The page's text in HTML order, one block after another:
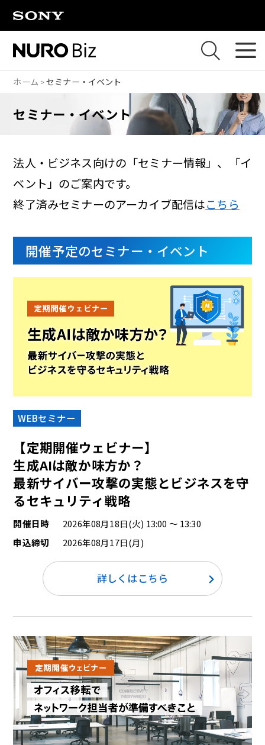
ホーム セミナー・イベント
セミナー・イベント
法人・ビジネス向けの「セミナー情報」、「イ
ベント」のご案内です。
終了済みセミナーのアーカイブ配信はこちら
開催予定のセミナー・イベント
WEBセミナー
【定期開催ウェビナー】
生成AIは敵か味方か？ ​​
最新サイバー攻撃の実態とビジネスを守
るセキュリティ戦略
開催日時
2026年08月18日(火) 13:00 ～ 13:30
申込締切
2026年08月17日(月)
詳しくはこちら